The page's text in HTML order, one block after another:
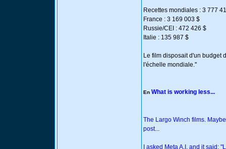
Recettes mondiales : 3 777
France : 3 169 003 $
Russie/CEI : 472 426 $
Italie : 135 987 $
Le film disposait d'un budget
l'échelle mondiale.''
En What is working less...
The Largo Winch films.
post...
I asked Meta A.I. and it said: